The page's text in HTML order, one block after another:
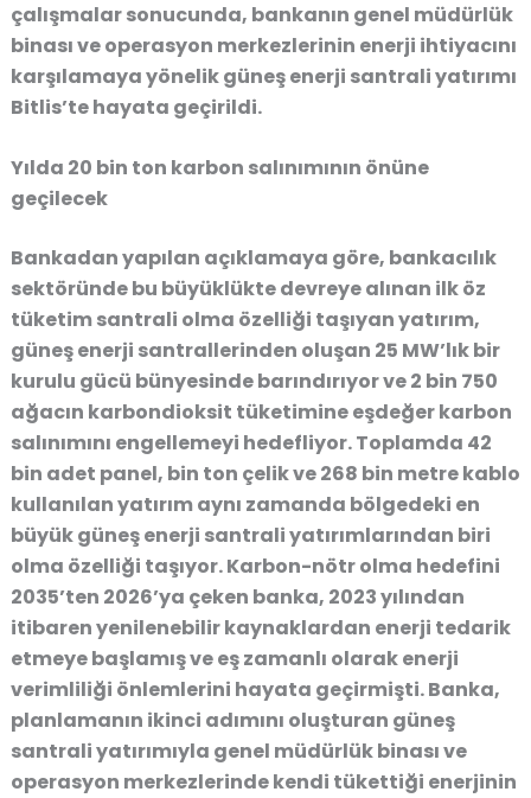
çalışmalar sonucunda, bankanın genel müdürlük
binası ve operasyon merkezlerinin enerji ihtiyacını
karşılamaya yönelik güneş enerji santrali yatırımı
Bitlis’te hayata geçirildi.
Yılda 20 bin ton karbon salınımının önüne
geçilecek
Bankadan yapılan açıklamaya göre, bankacılık
sektöründe bu büyüklükte devreye alınan ilk öz
tüketim santrali olma özelliği taşıyan yatırım,
güneş enerji santrallerinden oluşan 25 MW’lık bir
kurulu gücü bünyesinde barındırıyor ve 2 bin 750
ağacın karbondioksit tüketimine eşdeğer karbon
salınımını engellemeyi hedefliyor. Toplamda 42
bin adet panel, bin ton çelik ve 268 bin metre kablo
kullanılan yatırım aynı zamanda bölgedeki en
büyük güneş enerji santrali yatırımlarından biri
olma özelliği taşıyor. Karbon-nötr olma hedefini
2035’ten 2026’ya çeken banka, 2023 yılından
itibaren yenilenebilir kaynaklardan enerji tedarik
etmeye başlamış ve eş zamanlı olarak enerji
verimliliği önlemlerini hayata geçirmişti. Banka,
planlamanın ikinci adımını oluşturan güneş
santrali yatırımıyla genel müdürlük binası ve
operasyon merkezlerinde kendi tükettiği enerjinin